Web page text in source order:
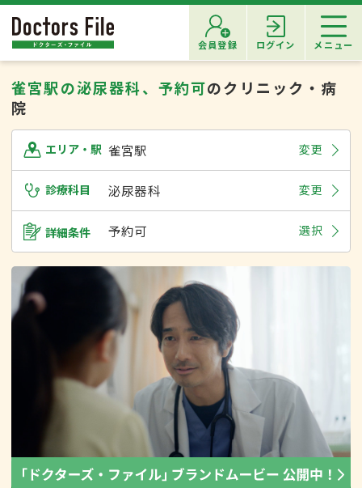
会員登録 ログイン メニュー
雀宮駅の泌尿器科、予約可のクリニック・病
院
エリア・駅 雀宮駅 変更
診療科目 泌尿器科 変更
詳細条件 予約可 選択